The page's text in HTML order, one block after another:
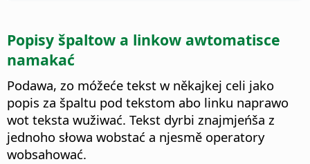
Popisy špaltow a linkow awtomatisce
namakać
Podawa, zo móžeće tekst w někajkej celi jako
popis za špaltu pod tekstom abo linku naprawo
wot teksta wužiwać. Tekst dyrbi znajmjeńša z
jednoho słowa wobstać a njesmě operatory
wobsahować.